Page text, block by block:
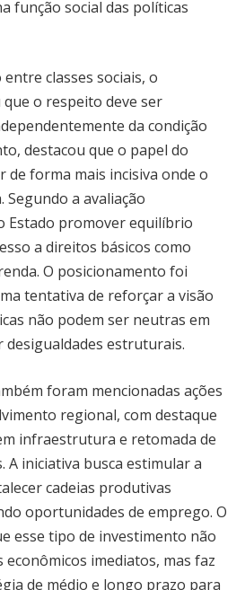
função social das políticas
classes sociais, o
o respeito deve ser
da condição
destacou que o papel do
de forma mais incisiva onde o
Segundo a avaliação
Estado promover equilíbrio
a direitos básicos como
O posicionamento foi
tentativa de reforçar a visão
não podem ser neutras em
desigualdades estruturais.
foram mencionadas ações
regional, com destaque
infraestrutura e retomada de
A iniciativa busca estimular a
cadeias produtivas
oportunidades de emprego. O
esse tipo de investimento não
imediatos, mas faz
de médio e longo prazo para